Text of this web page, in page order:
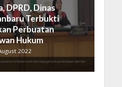
DPRD, Dinas
Terbukti
Perbuatan
Hukum
2022